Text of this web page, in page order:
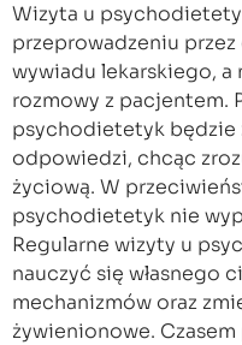
Wizyta u
przeprowadzeniu
wywiadu lekarskiego,
rozmowy z pacjentem.
psychodietetyk będzie
odpowiedzi, chcąc
życiową. W
psychodietetyk nie
Regularne wizyty u
nauczyć się własnego
mechanizmów oraz
żywienionowe.